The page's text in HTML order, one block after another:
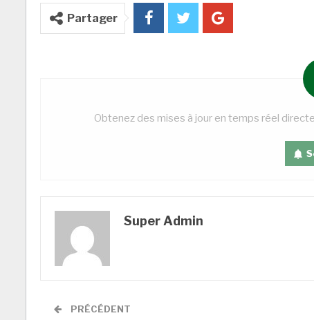
Partager
Obtenez des mises à jour en temps réel
Super Admin
PRÉCÉDENT